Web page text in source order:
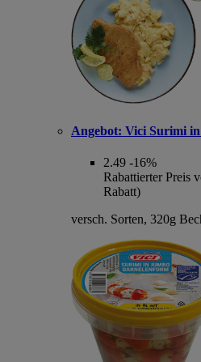
Angebot: Vici Surimi
2.49 -16%
Rabattierter Preis
Rabatt)
versch. Sorten, 320g